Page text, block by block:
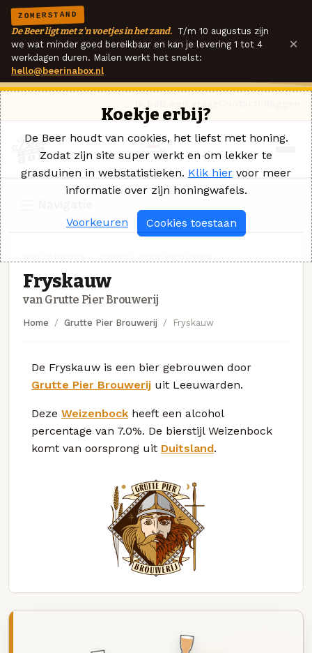
ZOMERSTAND
De Beer ligt met z'n voetjes in het zand. T/m 10 augustus zijn
we wat minder goed bereikbaar en kan je levering 1 tot 4
werkdagen duren. Mailen werkt het snelst:
hello@beerinabox.nl
×
Fryskauw
van Grutte Pier Brouwerij
Home Grutte Pier Brouwerij Fryskauw
De Fryskauw is een bier gebrouwen door
Grutte Pier Brouwerij uit Leeuwarden.
Deze Weizenbock heeft een alcohol
percentage van 7.0%. De bierstijl Weizenbock
komt van oorsprong uit Duitsland.
Koekje erbij?
De Beer houdt van cookies, het liefst met honing.
Zodat zijn site super werkt en om lekker te
grasduinen in webstatistieken. Klik hier voor meer
informatie over zijn honingwafels.
Voorkeuren Cookies toestaan